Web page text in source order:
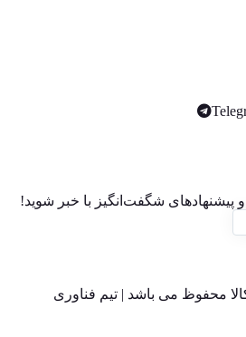
و پیشنهاد‌های شگفت‌انگیز با خبر شوید!
حقوق وب سایت 024 کالا محفوظ می باشد | تیم فناوری